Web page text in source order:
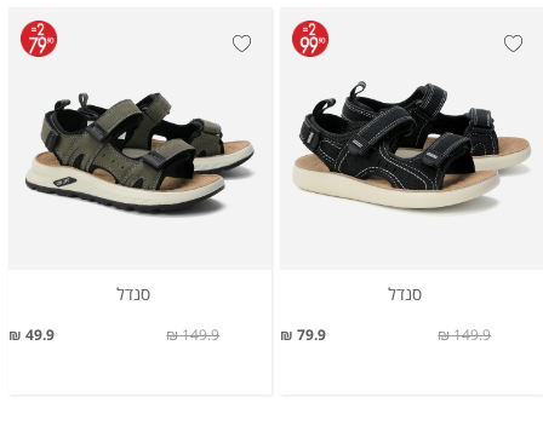
סנדל
79.9 ₪ 149.9 ₪
סנדל
49.9 ₪ 149.9 ₪